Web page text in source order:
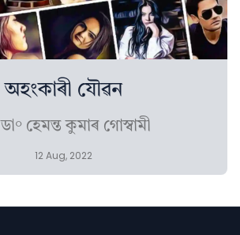
অহংকাৰী যৌৱন
ডা° হেমন্ত কুমাৰ গোস্বামী
12 Aug, 2022